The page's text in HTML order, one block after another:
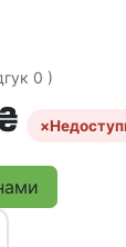
0 )
×